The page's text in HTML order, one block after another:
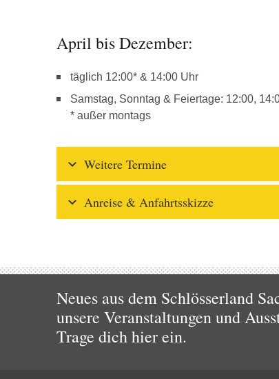
April bis Dezember:
täglich 12:00* & 14:00 Uhr
Samstag, Sonntag & Feiertage: 12:00,
* außer montags
Weitere Termine
Anreise & Anfahrtsskizze
Neues aus dem Schlösserland
unsere Veranstaltungen und
Trage dich hier ein.